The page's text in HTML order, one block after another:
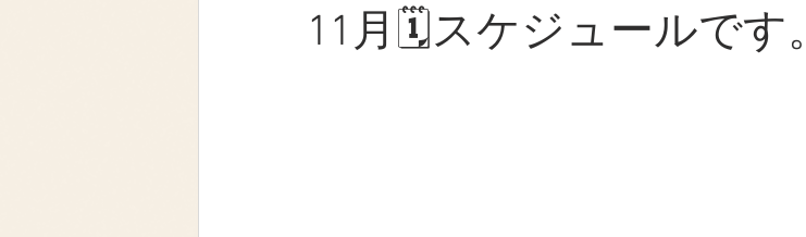
11月🗓スケジュールです。